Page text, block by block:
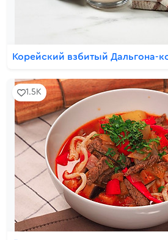
Корейский взбитый Дальгона-
1.5K